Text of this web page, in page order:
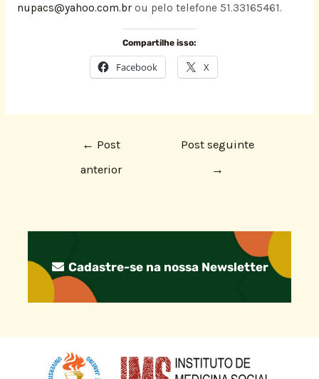
nupacs@yahoo.com.brou pelo telefone 51.33165461.
Compartilhe isso:
Facebook X
← Post
anterior
Post seguinte
→
Cadastre-se na nossa Newsletter